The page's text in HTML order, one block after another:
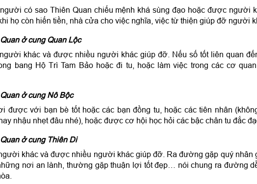
có sao Thiên Quan chiếu mệnh khá sùng đạo hoặc được người
họ còn hiến tiền, nhà cửa cho việc nghĩa, việc từ thiện giúp đỡ người
ở cung Quan Lộc
khác và được nhiều người khác giúp đỡ. Nếu số tốt liên quan
bang Hộ Trì Tam Bảo hoặc đi tu, hoặc làm việc trong các cơ
ở cung Nô Bộc
được với bạn bè tốt hoặc các bạn đồng tu, hoặc các tiên nhân
nhậu nhẹt đâu nhé), hoặc được cơ hội học hỏi các bậc chân tu đắc
ở cung Thiên Di
khác và được nhiều người khác giúp đỡ. Ra đường gặp quý nhân
nơi an lành, thường gặp thuận lợi tốt đẹp… nói chung ra đường